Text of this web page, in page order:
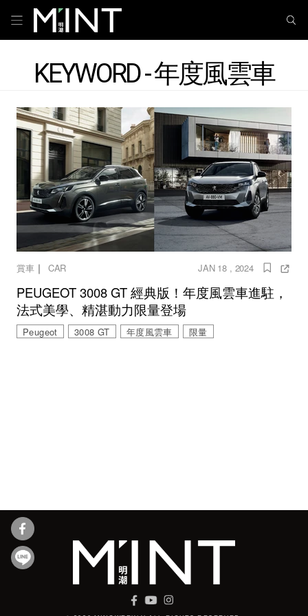
KEYWORD - 年度風雲車
賞車｜ CAR JAN 18 , 2024
PEUGEOT 3008 GT 經典版！年度風雲車進駐，
法式美學、精湛動力限量登場
Peugeot 3008 GT 年度風雲車 限量